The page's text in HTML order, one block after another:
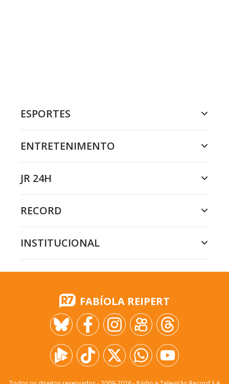
ESPORTES
ENTRETENIMENTO
JR 24H
RECORD
INSTITUCIONAL
FABÍOLA REIPERT